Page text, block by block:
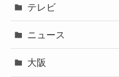
テレビ
ニュース
大阪